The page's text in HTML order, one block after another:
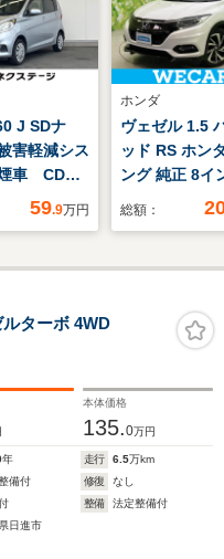
J SDナ
害軽減シス
車 CD
59.9万円
ホンダ
ヴェゼル 1.5
ッド RS ホン
ング 純正 8イ
ビ/ホンダセ
ドランプ
続/ETC/EBD
滑り防止装置/
総額：
ターボ 4WD
本体価格
135.0万円
年 走行 6.5万km
備付 修復
なし
整備
法定整備付
日進市